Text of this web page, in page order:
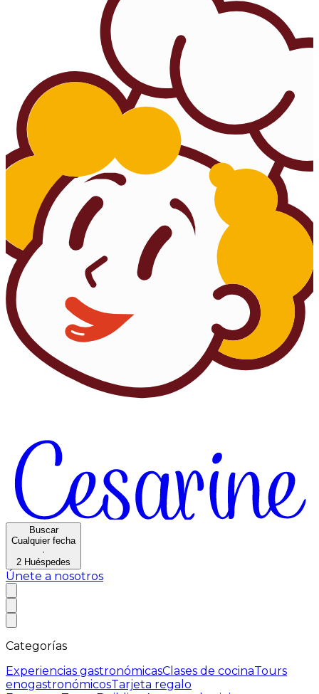
Buscar
Cualquier fecha
·
2 Huéspedes
Únete a nosotros
Categorías
Experiencias gastronómicasClases de cocinaTours
enogastronómicosTarjeta regalo